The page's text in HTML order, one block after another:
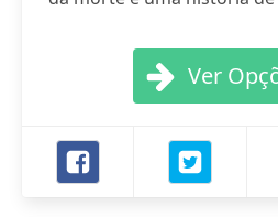
Ver